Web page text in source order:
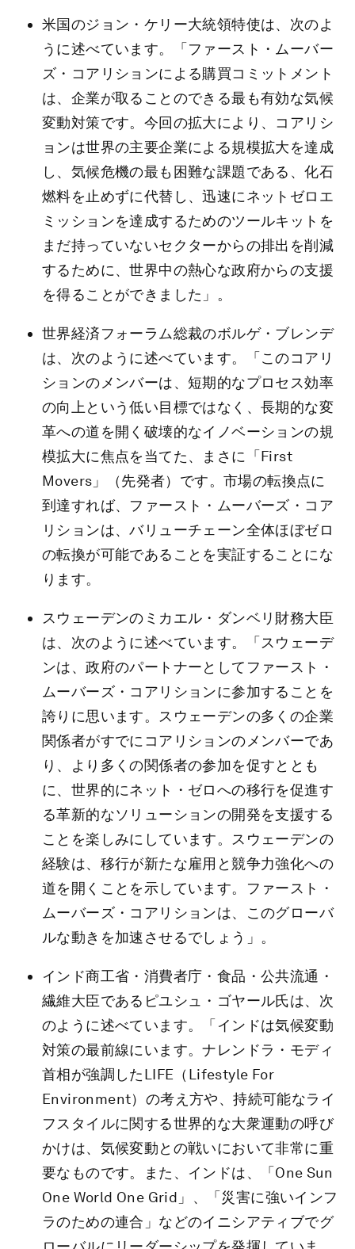
米国のジョン・ケリー大統領特使は、次のよ
うに述べています。「ファースト・ムーバー
ズ・コアリションによる購買コミットメント
は、企業が取ることのできる最も有効な気候
変動対策です。今回の拡大により、コアリシ
ョンは世界の主要企業による規模拡大を達成
し、気候危機の最も困難な課題である、化石
燃料を止めずに代替し、迅速にネットゼロエ
ミッションを達成するためのツールキットを
まだ持っていないセクターからの排出を削減
するために、世界中の熱心な政府からの支援
を得ることができました」。
世界経済フォーラム総裁のボルゲ・ブレンデ
は、次のように述べています。「このコアリ
ションのメンバーは、短期的なプロセス効率
の向上という低い目標ではなく、長期的な変
革への道を開く破壊的なイノベーションの規
模拡大に焦点を当てた、まさに「First
Movers」（先発者）です。市場の転換点に
到達すれば、ファースト・ムーバーズ・コア
リションは、バリューチェーン全体ほぼゼロ
の転換が可能であることを実証することにな
ります。
スウェーデンのミカエル・ダンベリ財務大臣
は、次のように述べています。「スウェーデ
ンは、政府のパートナーとしてファースト・
ムーバーズ・コアリションに参加することを
誇りに思います。スウェーデンの多くの企業
関係者がすでにコアリションのメンバーであ
り、より多くの関係者の参加を促すととも
に、世界的にネット・ゼロへの移行を促進す
る革新的なソリューションの開発を支援する
ことを楽しみにしています。スウェーデンの
経験は、移行が新たな雇用と競争力強化への
道を開くことを示しています。ファースト・
ムーバーズ・コアリションは、このグローバ
ルな動きを加速させるでしょう」。
インド商工省・消費者庁・食品・公共流通・
繊維大臣であるピユシュ・ゴヤール氏は、次
のように述べています。「インドは気候変動
対策の最前線にいます。ナレンドラ・モディ
首相が強調したLIFE（Lifestyle For
Environment）の考え方や、持続可能なライ
フスタイルに関する世界的な大衆運動の呼び
かけは、気候変動との戦いにおいて非常に重
要なものです。また、インドは、「One Sun
One World One Grid」、「災害に強いインフ
ラのための連合」などのイニシアティブでグ